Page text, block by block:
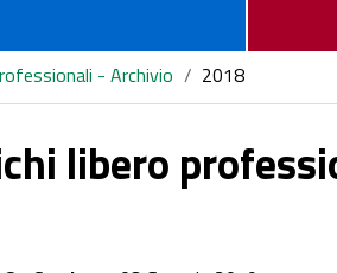
- Archivio / 2018
libero